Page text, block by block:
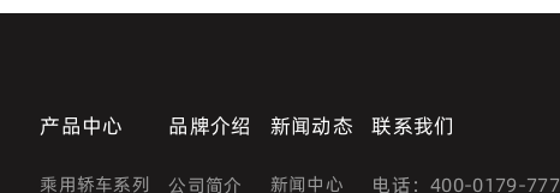
产品中心
乘用轿车系列
品牌介绍
公司简介
新闻动态
新闻中心
联系我们
电话：400-0179-777